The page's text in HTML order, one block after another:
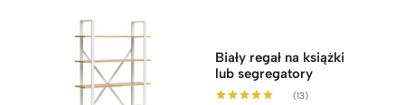
Biały regał na książki
lub segregatory
(13)